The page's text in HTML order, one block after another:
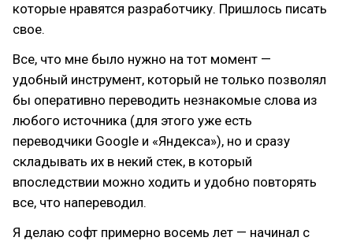
которые нравятся разработчику. Пришлось писать
свое.
Все, что мне было нужно на тот момент —
удобный инструмент, который не только позволял
бы оперативно переводить незнакомые слова из
любого источника (для этого уже есть
переводчики Google и «Яндекса»), но и сразу
складывать их в некий стек, в который
впоследствии можно ходить и удобно повторять
все, что напереводил.
Я делаю софт примерно восемь лет — начинал с